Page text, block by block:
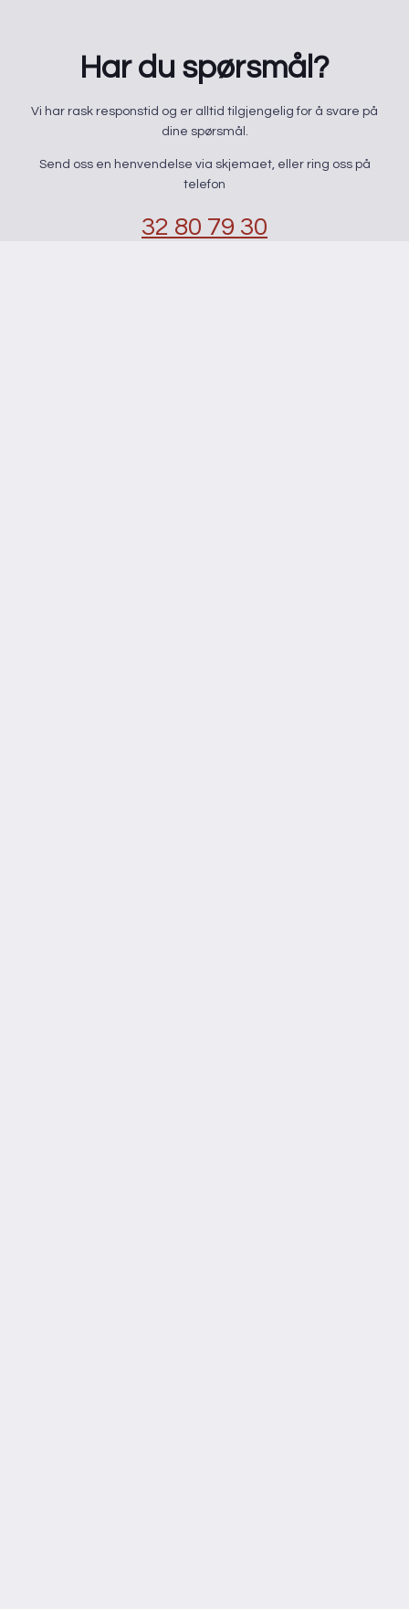
Har du spørsmål?
​Vi har rask responstid og er alltid ​tilgjengelig for å svare på
dine spørsmål.
Send oss en henvendelse via skjemaet, eller ring oss på
telefon
32 80 79 30